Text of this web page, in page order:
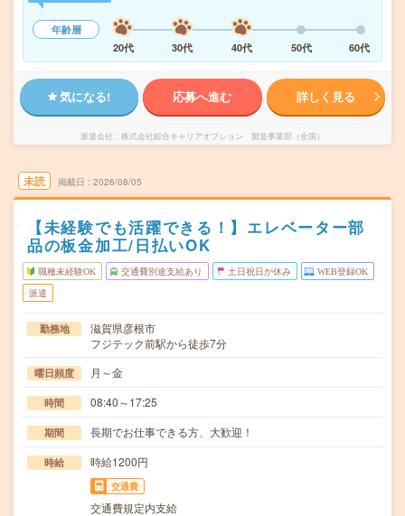
年齢層
20代
30代 40代 50代 60代
気になる! 応募へ進む 詳しく見る
派遣会社 株式会社綜合キャリアオプション 製造事業部（全国）
未読 掲載日 2026/08/05
【未経験でも活躍できる！】エレベーター部
品の板金加工/日払いOK
職種未経験OK 交通費別途支給あり 土日祝日が休み WEB登録OK
派遣
勤務地
滋賀県彦根市
フジテック前駅から徒歩7分
曜日頻度 月～金
時間 08:40～17:25
期間 長期でお仕事できる方、大歓迎！
時給 時給1200円
交通費
交通費規定内支給